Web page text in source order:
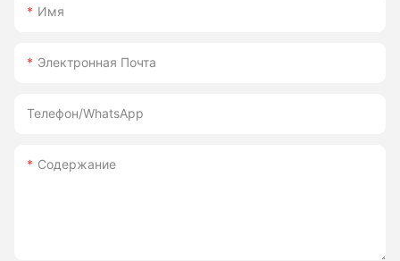
Имя
Электронная Почта
Телефон/WhatsApp
Содержание